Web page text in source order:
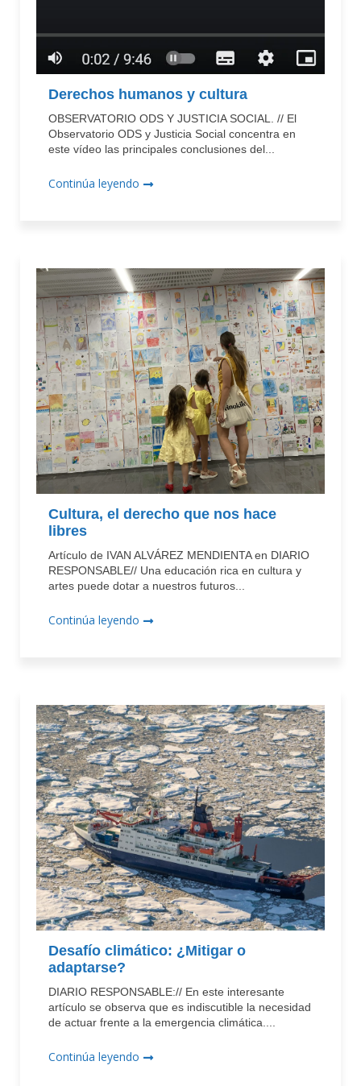
Derechos humanos y cultura
OBSERVATORIO ODS Y JUSTICIA SOCIAL. // El
Observatorio ODS y Justicia Social concentra en
este vídeo las principales conclusiones del...
Continúa leyendo
Cultura, el derecho que nos hace
libres
Artículo de IVAN ALVÁREZ MENDIENTA en DIARIO
RESPONSABLE// Una educación rica en cultura y
artes puede dotar a nuestros futuros...
Continúa leyendo
Desafío climático: ¿Mitigar o
adaptarse?
DIARIO RESPONSABLE:// En este interesante
artículo se observa que es indiscutible la necesidad
de actuar frente a la emergencia climática....
Continúa leyendo